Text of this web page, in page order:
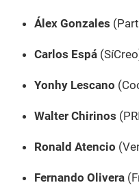
Álex Gonzales
Carlos Espá
Yonhy Lescano
Walter Chirinos
Ronald Atencio
Fernando Olivera